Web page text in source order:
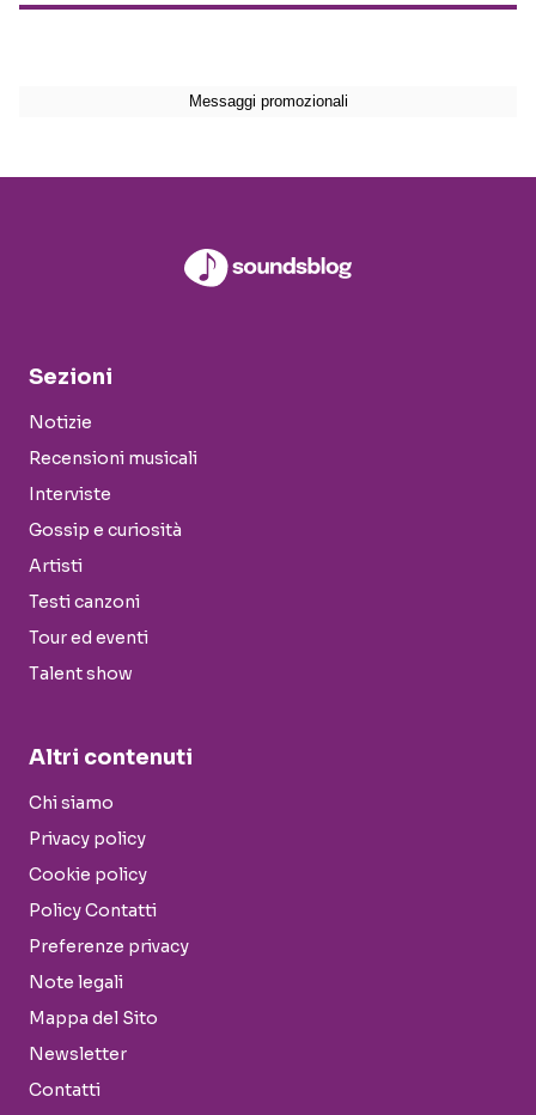
Sezioni
Notizie
Recensioni musicali
Interviste
Gossip e curiosità
Artisti
Testi canzoni
Tour ed eventi
Talent show
Altri contenuti
Chi siamo
Privacy policy
Cookie policy
Policy Contatti
Preferenze privacy
Note legali
Mappa del Sito
Newsletter
Contatti